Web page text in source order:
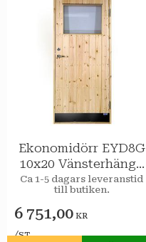
Ekonomidörr EYD8G
10x20 Vänsterhängd
STAR Varmförråd 2-
glas isolerruta
Ca 1-5 dagars leveranstid
till butiken.
6 751,00 KR
/ST